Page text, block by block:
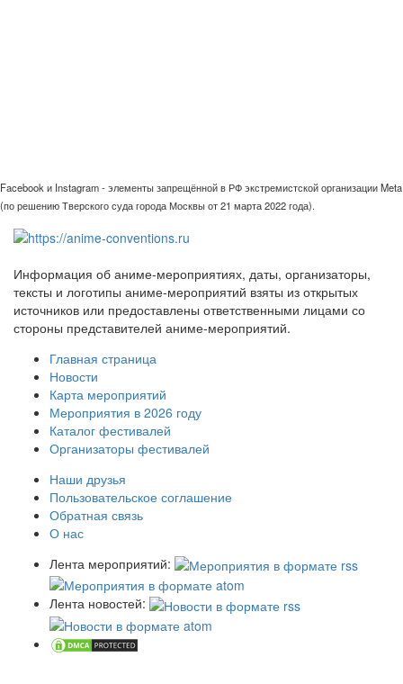
Facebook и Instagram - элементы запрещённой в РФ экстремистской организации Meta
(по решению Тверского суда города Москвы от 21 марта 2022 года).
Информация об аниме-мероприятиях, даты, организаторы,
тексты и логотипы аниме-мероприятий взяты из открытых
источников или предоставлены ответственными лицами со
стороны представителей аниме-мероприятий.
Главная страница
Новости
Карта мероприятий
Мероприятия в 2026 году
Каталог фестивалей
Организаторы фестивалей
Наши друзья
Пользовательское соглашение
Обратная связь
О нас
Лента мероприятий:
Лента новостей: